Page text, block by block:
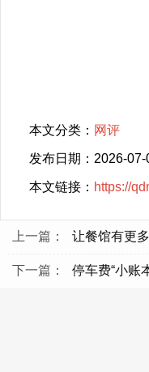
本文分类： 网评
发布日期：2026-07-
本文链接： https://
上一篇： 让餐馆有更
下一篇： 停车费“小账